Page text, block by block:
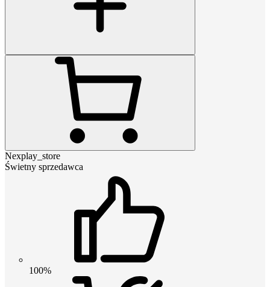
Nexplay_store
Świetny sprzedawca
100%